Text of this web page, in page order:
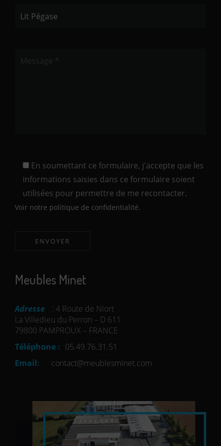
En soumettant ce formulaire, j'accepte que les
informations saisies dans ce formulaire soient
utilisées pour permettre de me recontacter.
Voir notre politique de confidentialité.
Meubles Minet
Adresse
: 4 Route de Niort
La Villedieu du Perron – D 611
79800 PAMPROUX – FRANCE
Téléphone : 05.49.76.31.51
Email:
contact@meublesminet.com